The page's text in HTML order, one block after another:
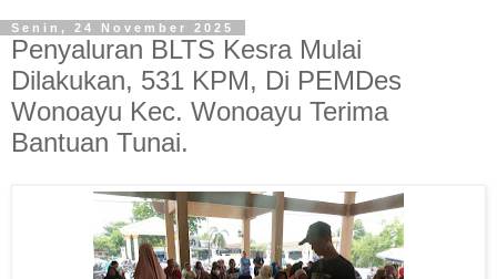
Senin, 24 November 2025
Penyaluran BLTS Kesra Mulai
Dilakukan, 531 KPM, Di PEMDes
Wonoayu Kec. Wonoayu Terima
Bantuan Tunai.